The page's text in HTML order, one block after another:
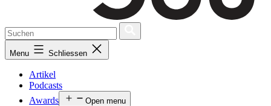
Menu Schliessen
Artikel
Podcasts
Awards
Open menu